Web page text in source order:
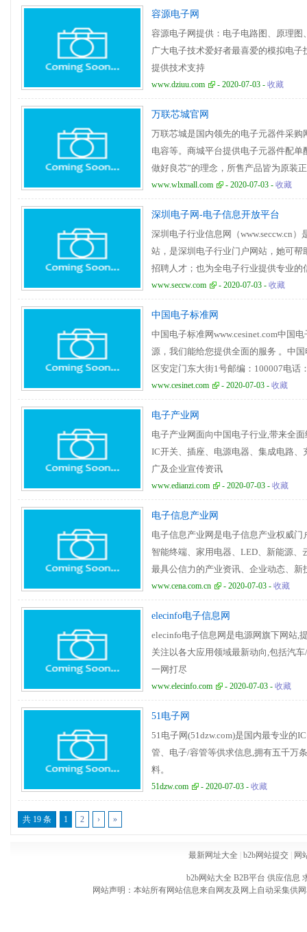
容源电子网
容源电子网提供：电子电路图、原理
广大电子技术爱好者最喜爱的模拟电
提供技术支持
www.dziuu.com - 2020-07-03 - 收藏
万联芯城官网
万联芯城是国内领先的电子元器件采
电容等。商城平台提供电子元器件配
做好良芯”的理念，所售产品皆为原装
www.wlxmall.com - 2020-07-03 - 收藏
深圳电子网-电子信息开放平台
深圳电子行业信息网（www.seccw.cn
站，是深圳电子行业门户网站，她可
招聘人才；也为全电子行业提供专业
支持、人才支持、是电子行业信息集
www.seccw.com - 2020-07-03 - 收藏
中国电子标准网
中国电子标准网www.cesinet.com中国
源，我们能给您提供全面的服务 。中
区安定门东大街1号邮编：100007电话
www.cesinet.com - 2020-07-03 - 收藏
电子产业网
电子产业网面向中国电子行业,带来全
IC开关、插座、电源电器、集成电路
广及企业宣传资讯
www.edianzi.com - 2020-07-03 - 收藏
电子信息产业网
电子信息产业网是电子信息产业权威
智能终端、家用电器、LED、新能源
最具公信力的产业资讯、企业动态、
等内容，充分展现出电子行业新媒体的
www.cena.com.cn - 2020-07-03 - 收藏
elecinfo电子信息网
elecinfo电子信息网是电源网旗下网站,
关注以各大应用领域最新动向,包括汽
一网打尽
www.elecinfo.com - 2020-07-03 - 收藏
51电子网
51电子网(51dzw.com)是国内最专业的
管、电子/容管等供求信息,拥有五千万
料。
51dzw.com - 2020-07-03 - 收藏
共 19 条 1 2 › »
最新网址大全 b2b网站提交 网
b2b网站大全 B2B平台 供应信息
网站声明：本站所有网站信息来自网友及网上自动采集供